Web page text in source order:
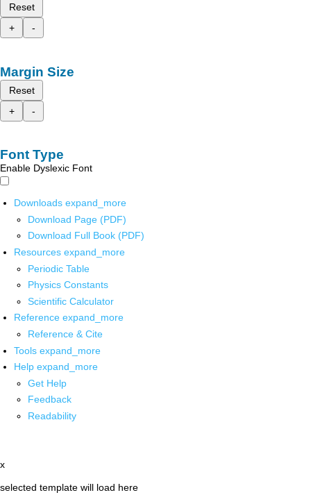
Reset
+
-
Margin Size
Reset
+
-
Font Type
Enable Dyslexic Font
Downloads expand_more
Download Page (PDF)
Download Full Book (PDF)
Resources expand_more
Periodic Table
Physics Constants
Scientific Calculator
Reference expand_more
Reference & Cite
Tools expand_more
Help expand_more
Get Help
Feedback
Readability
x
selected template will load here